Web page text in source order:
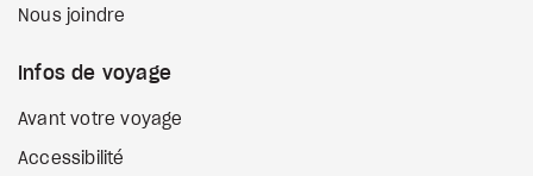
Nous joindre
Infos de voyage
Avant votre voyage
Accessibilité